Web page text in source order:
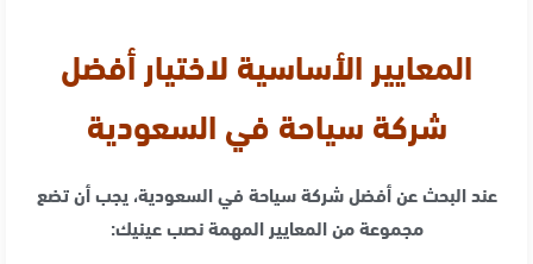
المعايير الأساسية لاختيارأفضل
شركة سياحة في السعودية
عند البحث عن أفضل شركة سياحة في السعودية، يجب أن تضع
مجموعة من المعايير المهمة نصب عينيك: